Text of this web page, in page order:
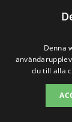
rätt val
Få 3
Denna
du till alla